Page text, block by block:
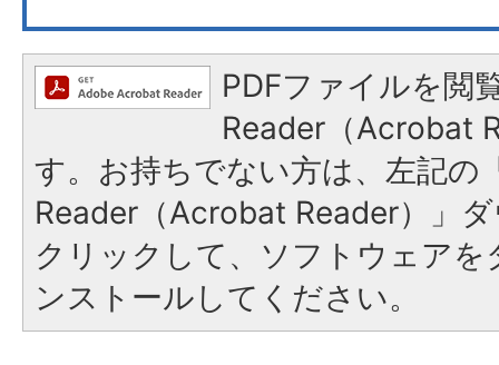
PDFファイルを閲
Reader（Acrobat
す。お持ちでない方は、左記の
Reader（Acrobat Reader）」
クリックして、ソフトウェア
ンストールしてください。